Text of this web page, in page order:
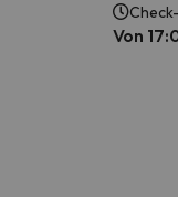
Von